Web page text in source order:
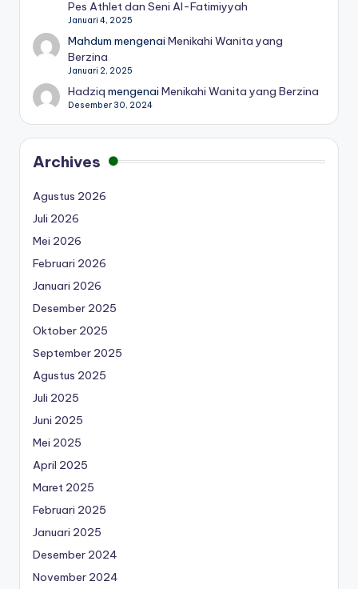
Pes Athlet dan Seni Al-Fatimiyyah
Januari 4, 2025
Mahdum mengenaiMenikahi Wanita yang
Berzina
Januari 2, 2025
Hadziq mengenaiMenikahi Wanita yang Berzina
Desember 30, 2024
Archives
Agustus 2026
Juli 2026
Mei 2026
Februari 2026
Januari 2026
Desember 2025
Oktober 2025
September 2025
Agustus 2025
Juli 2025
Juni 2025
Mei 2025
April 2025
Maret 2025
Februari 2025
Januari 2025
Desember 2024
November 2024